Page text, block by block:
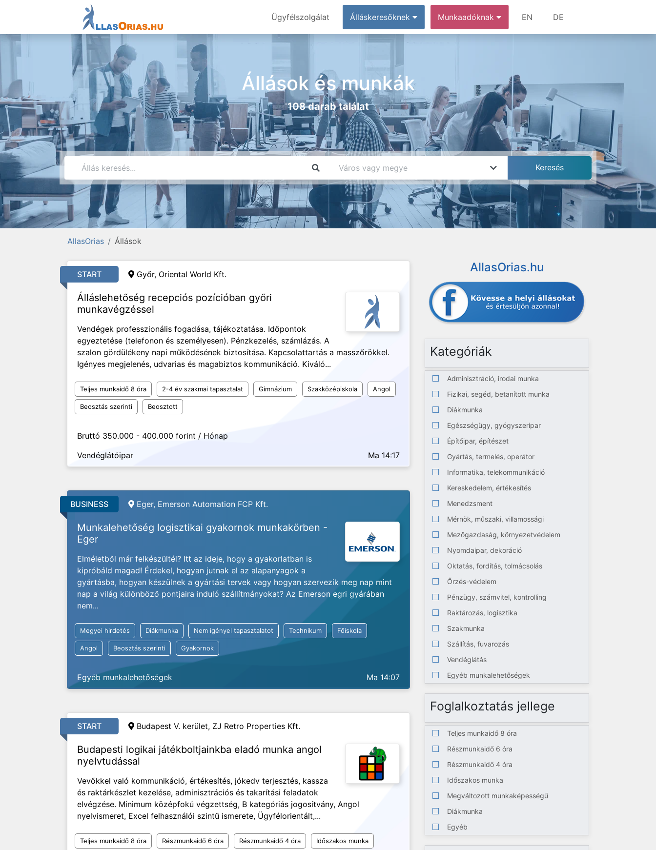
Ügyfélszolgálat Álláskeresőknek Munkaadóknak EN DE
Állások és munkák
108 darab találat
AllasOrias Állások
START Győr, Oriental World Kft.
Álláslehetőség recepciós pozícióban győri
munkavégzéssel
Vendégek professzionális fogadása, tájékoztatása. Időpontok
egyeztetése (telefonon és személyesen). Pénzkezelés, számlázás. A
szalon gördülékeny napi működésének biztosítása. Kapcsolattartás a masszőrökkel.
Igényes megjelenés, udvarias és magabiztos kommunikáció. Kiváló...
Teljes munkaidő 8 óra 2-4 év szakmai tapasztalat Gimnázium Szakközépiskola Angol
Beosztás szerinti Beosztott
Bruttó 350.000 - 400.000 forint / Hónap
Vendéglátóipar
Ma 14:17
BUSINESS Eger, Emerson Automation FCP Kft.
Munkalehetőség logisztikai gyakornok munkakörben -
Eger
Elméletből már felkészültél? Itt az ideje, hogy a gyakorlatban is
kipróbáld magad! Érdekel, hogyan jutnak el az alapanyagok a
gyártásba, hogyan készülnek a gyártási tervek vagy hogyan szervezik meg nap mint
nap a világ különböző pontjaira induló szállítmányokat? Az Emerson egri gyárában
nem...
Megyei hirdetés Diákmunka Nem igényel tapasztalatot Technikum Főiskola
Angol Beosztás szerinti Gyakornok
Egyéb munkalehetőségek Ma 14:07
START Budapest V. kerület, ZJ Retro Properties Kft.
Budapesti logikai játékboltjainkba eladó munka angol
nyelvtudással
Vevőkkel való kommunikáció, értékesítés, jókedv terjesztés, kassza
és raktárkészlet kezelése, adminisztrációs és takarítási feladatok
elvégzése. Minimum középfokú végzettség, B kategóriás jogosítvány, Angol
nyelvismeret, Excel felhasználói szintű ismerete, Ügyfélorientált,...
Teljes munkaidő 8 óra Részmunkaidő 6 óra Részmunkaidő 4 óra Időszakos munka
AllasOrias.hu
Kategóriák
Adminisztráció, irodai munka
Fizikai, segéd, betanított munka
Diákmunka
Egészségügy, gyógyszeripar
Építőipar, építészet
Gyártás, termelés, operátor
Informatika, telekommunikáció
Kereskedelem, értékesítés
Menedzsment
Mérnök, műszaki, villamossági
Mezőgazdaság, környezetvédelem
Nyomdaipar, dekoráció
Oktatás, fordítás, tolmácsolás
Őrzés-védelem
Pénzügy, számvitel, kontrolling
Raktározás, logisztika
Szakmunka
Szállítás, fuvarozás
Vendéglátás
Egyéb munkalehetőségek
Foglalkoztatás jellege
Teljes munkaidő 8 óra
Részmunkaidő 6 óra
Részmunkaidő 4 óra
Időszakos munka
Megváltozott munkaképességű
Diákmunka
Egyéb